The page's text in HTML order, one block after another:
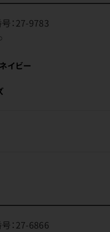
：27-9783
イビー
：27-6866